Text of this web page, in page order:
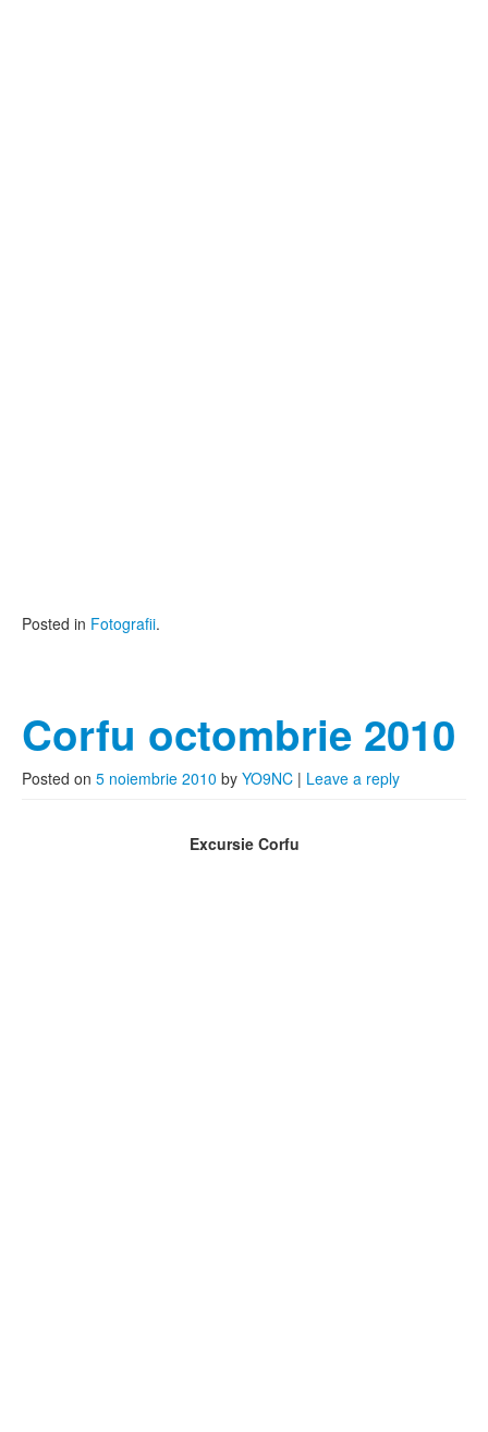
Posted in Fotografii.
Corfu octombrie 2010
Posted on 5 noiembrie 2010 by YO9NC | Leave a reply
Excursie Corfu